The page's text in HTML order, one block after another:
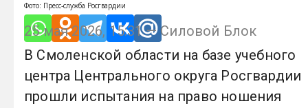
Фото: Пресс-служба Росгвардии
25 мая 2026, 15:31 — Силовой Блок
В Смоленской области на базе учебного
центра Центрального округа Росгвардии
прошли испытания на право ношения